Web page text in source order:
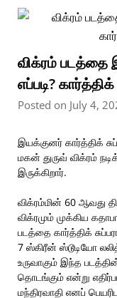
விக்ரம் படத்தை
எப்படி? கார்த்திக்
Posted on July 4,
இயக்குனர் கார்த்திக்
மகன் துருவ் விக்ரம்
இருக்கிறார்.
விக்ரம்மின் 60 ஆவது
விக்ரமும் முக்கிய
படத்தை கார்த்திக்
7 ஸ்கிரீன் ஸ்டூடியோ
உருவாகும் இந்த படத்தின்
தொடங்கும் என்று
மந்திரவாதி எனப்